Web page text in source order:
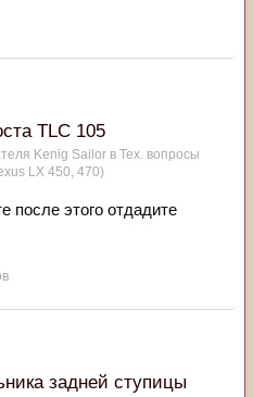
TLC 105
Kenig Sailor в Тех. вопросы
LX 450, 470)
после этого отдадите
задней ступицы